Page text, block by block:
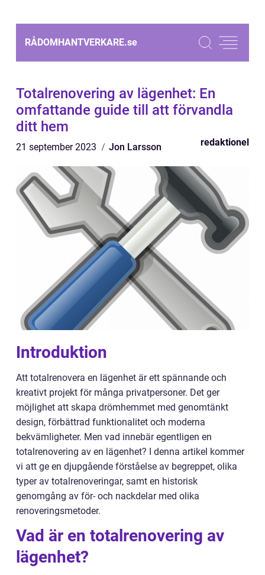
RÅDOMHANTVERKARE.se
Totalrenovering av lägenhet: En
omfattande guide till att förvandla
ditt hem
21 september 2023 Jon Larsson redaktionel
Introduktion
Att totalrenovera en lägenhet är ett spännande och
kreativt projekt för många privatpersoner. Det ger
möjlighet att skapa drömhemmet med genomtänkt
design, förbättrad funktionalitet och moderna
bekvämligheter. Men vad innebär egentligen en
totalrenovering av en lägenhet? I denna artikel kommer
vi att ge en djupgående förståelse av begreppet, olika
typer av totalrenoveringar, samt en historisk
genomgång av för- och nackdelar med olika
renoveringsmetoder.
Vad är en totalrenovering av
lägenhet?